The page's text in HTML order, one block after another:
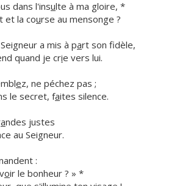
dans l'insulte à ma gloire, *
et la course au mensonge ?
a mis à part son fidèle,
quand je crie vers lui.
ez, ne péchez pas ;
le secret, faites silence.
andes justes
au Seigneur.
:
oir le bonheur ? » *